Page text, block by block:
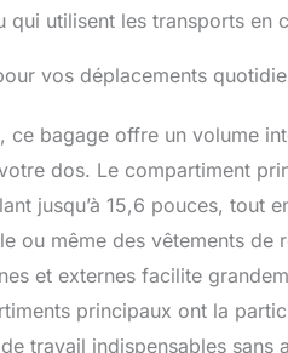
utilisent les transports en
vos déplacements
ce bagage offre un volume
dos. Le compartiment
jusqu’à 15,6 pouces, tout
ou même des vêtements de
et externes facilite
principaux ont la
travail indispensables